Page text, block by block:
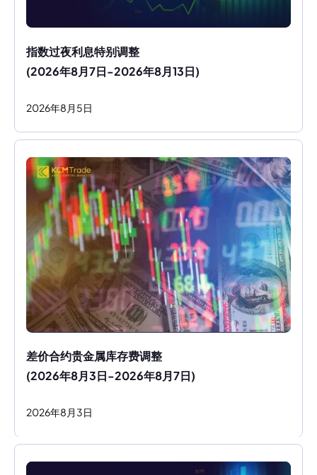
指数过夜利息特别调整
(2026年8月7日-2026年8月13日)
2026年8 月 5日
差价合约贵金属库存费调整
(2026年8月3日-2026年8月7日)
2026年8 月 3日